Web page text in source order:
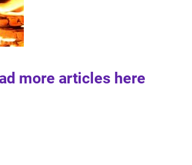
more articles here